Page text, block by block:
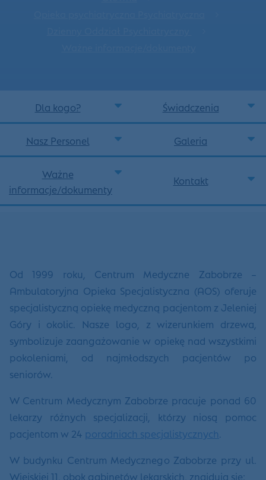
Dla kogo? Świadczenia
Nasz Personel Galeria
Ważne
informacje/dokumenty
Kontakt
Od 1999 roku, Centrum Medyczne Zabobrze –
Ambulatoryjna Opieka Specjalistyczna (AOS) oferuje
specjalistyczną opiekę medyczną pacjentom z Jeleniej
Góry i okolic. Nasze logo, z wizerunkiem drzewa,
symbolizuje zaangażowanie w opiekę nad wszystkimi
pokoleniami, od najmłodszych pacjentów po
seniorów.
W Centrum Medycznym Zabobrze pracuje ponad 60
lekarzy różnych specjalizacji, którzy niosą pomoc
pacjentom w 24 poradniach specjalistycznych
W budynku Centrum Medycznego Zabobrze przy ul.
Wiejskiej 11, obok gabinetów lekarskich, znajdują się: